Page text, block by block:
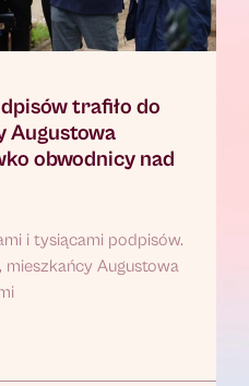
trafiło do
Augustowa
obwodnicy nad
i tysiącami podpisów.
Augustowa